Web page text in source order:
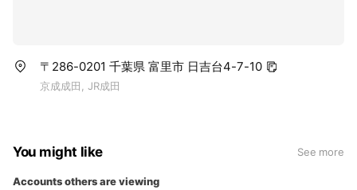
〒286-0201 千葉県 富里市 日吉台4-7-10
京成成田, JR成田
You might like See more
Accounts others are viewing